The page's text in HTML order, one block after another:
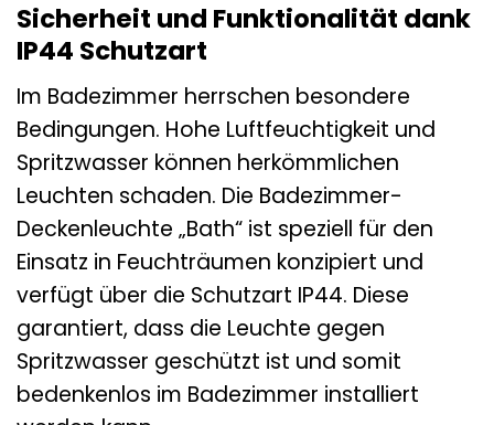
Sicherheit und Funktionalität dank
IP44 Schutzart
Im Badezimmer herrschen besondere
Bedingungen. Hohe Luftfeuchtigkeit und
Spritzwasser können herkömmlichen
Leuchten schaden. Die Badezimmer-
Deckenleuchte „Bath“ ist speziell für den
Einsatz in Feuchträumen konzipiert und
verfügt über die Schutzart IP44. Diese
garantiert, dass die Leuchte gegen
Spritzwasser geschützt ist und somit
bedenkenlos im Badezimmer installiert